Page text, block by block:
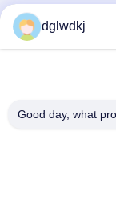
dglwdkj
Good day, what